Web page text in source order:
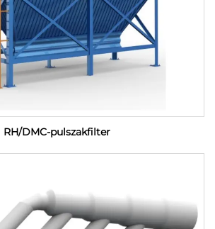
RH/DMC-pulszakfilter